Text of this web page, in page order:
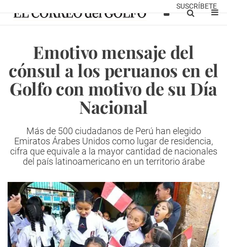
SUSCRÍBETE
Emotivo mensaje del
cónsul a los peruanos en el
Golfo con motivo de su Día
Nacional
Más de 500 ciudadanos de Perú han elegido
Emiratos Árabes Unidos como lugar de residencia,
cifra que equivale a la mayor cantidad de nacionales
del país latinoamericano en un territorio árabe